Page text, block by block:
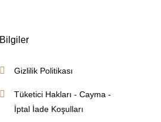
Bilgiler
Gizlilik Politikası
Tüketici Hakları - Cayma -
İptal İade Koşulları